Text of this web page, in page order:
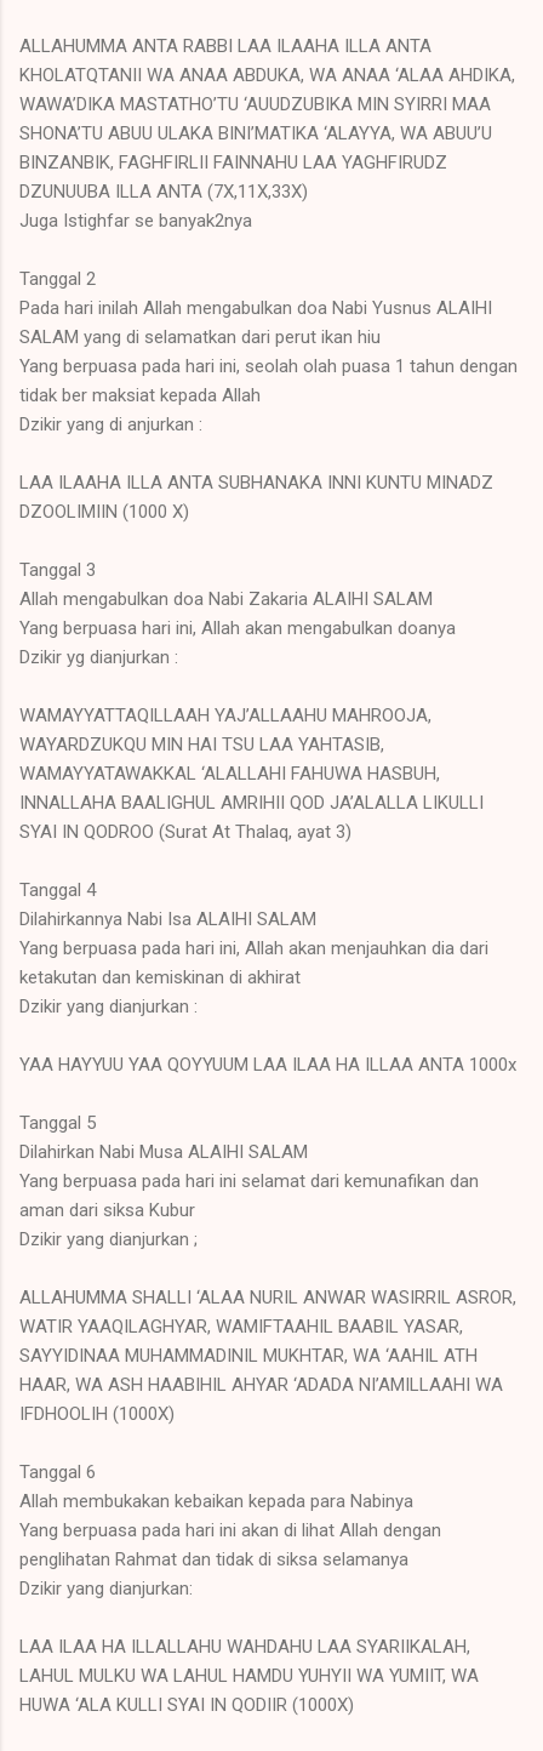
ALLAHUMMA ANTA RABBI LAA ILAAHA ILLA ANTA
KHOLATQTANII WA ANAA ABDUKA, WA ANAA ‘ALAA AHDIKA,
WAWA’DIKA MASTATHO’TU ‘AUUDZUBIKA MIN SYIRRI MAA
SHONA’TU ABUU ULAKA BINI’MATIKA ‘ALAYYA, WA ABUU’U
BINZANBIK, FAGHFIRLII FAINNAHU LAA YAGHFIRUDZ
DZUNUUBA ILLA ANTA (7X,11X,33X)
Juga Istighfar se banyak2nya
Tanggal 2
Pada hari inilah Allah mengabulkan doa Nabi Yusnus ALAIHI
SALAM yang di selamatkan dari perut ikan hiu
Yang berpuasa pada hari ini, seolah olah puasa 1 tahun dengan
tidak ber maksiat kepada Allah
Dzikir yang di anjurkan :
LAA ILAAHA ILLA ANTA SUBHANAKA INNI KUNTU MINADZ
DZOOLIMIIN (1000 X)
Tanggal 3
Allah mengabulkan doa Nabi Zakaria ALAIHI SALAM
Yang berpuasa hari ini, Allah akan mengabulkan doanya
Dzikir yg dianjurkan :
WAMAYYATTAQILLAAH YAJ’ALLAAHU MAHROOJA,
WAYARDZUKQU MIN HAI TSU LAA YAHTASIB,
WAMAYYATAWAKKAL ‘ALALLAHI FAHUWA HASBUH,
INNALLAHA BAALIGHUL AMRIHII QOD JA’ALALLA LIKULLI
SYAI IN QODROO (Surat At Thalaq, ayat 3)
Tanggal 4
Dilahirkannya Nabi Isa ALAIHI SALAM
Yang berpuasa pada hari ini, Allah akan menjauhkan dia dari
ketakutan dan kemiskinan di akhirat
Dzikir yang dianjurkan :
YAA HAYYUU YAA QOYYUUM LAA ILAA HA ILLAA ANTA 1000x
Tanggal 5
Dilahirkan Nabi Musa ALAIHI SALAM
Yang berpuasa pada hari ini selamat dari kemunafikan dan
aman dari siksa Kubur
Dzikir yang dianjurkan ;
ALLAHUMMA SHALLI ‘ALAA NURIL ANWAR WASIRRIL ASROR,
WATIR YAAQILAGHYAR, WAMIFTAAHIL BAABIL YASAR,
SAYYIDINAA MUHAMMADINIL MUKHTAR, WA ‘AAHIL ATH
HAAR, WA ASH HAABIHIL AHYAR ‘ADADA NI’AMILLAAHI WA
IFDHOOLIH (1000X)
Tanggal 6
Allah membukakan kebaikan kepada para Nabinya
Yang berpuasa pada hari ini akan di lihat Allah dengan
penglihatan Rahmat dan tidak di siksa selamanya
Dzikir yang dianjurkan:
LAA ILAA HA ILLALLAHU WAHDAHU LAA SYARIIKALAH,
LAHUL MULKU WA LAHUL HAMDU YUHYII WA YUMIIT, WA
HUWA ‘ALA KULLI SYAI IN QODIIR (1000X)